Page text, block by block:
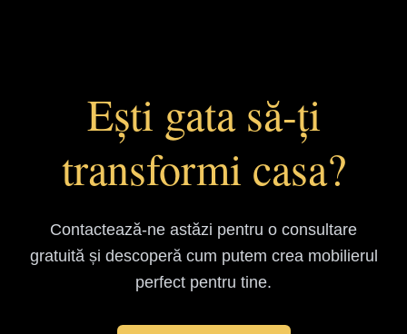
Ești gata să-ți
transformi casa?
Contactează-ne astăzi pentru o consultare
gratuită și descoperă cum putem crea mobilierul
perfect pentru tine.